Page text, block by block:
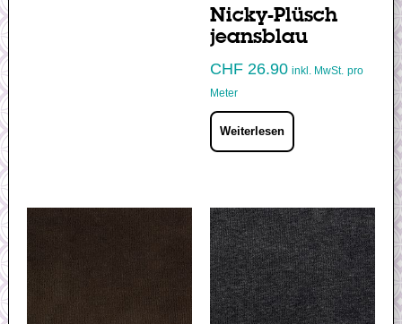
Nicky-Plüsch
jeansblau
CHF26.90 inkl. MwSt. pro
Meter
Weiterlesen